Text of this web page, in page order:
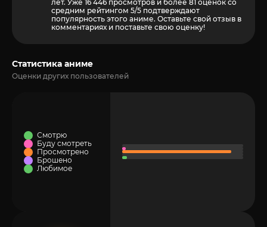
лет. Уже 16 446 просмотров и более 81 оценок со
средним рейтингом 5/5 подтверждают
популярность этого аниме. Оставьте свой отзыв в
комментариях и поставьте свою оценку!
Статистика аниме
Оценки других пользователей
Смотрю
Буду смотреть
Просмотрено
Брошено
Любимое